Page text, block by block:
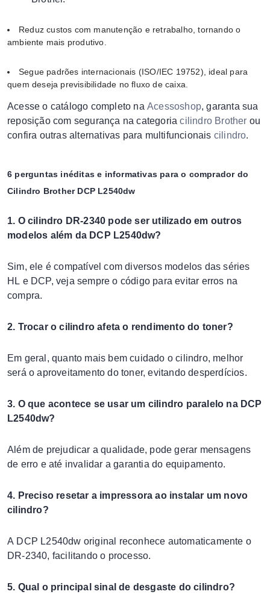
Reduz custos com manutenção e retrabalho, tornando o
ambiente mais produtivo.
Segue padrões internacionais (ISO/IEC 19752), ideal para
quem deseja previsibilidade no fluxo de caixa.
Acesse o catálogo completo na Acessoshop, garanta sua
reposição com segurança na categoriacilindro Brother ou
confira outras alternativas para multifuncionais cilindro.
6 perguntas inéditas e informativas para o comprador do
Cilindro Brother DCP L2540dw
1. O cilindro DR-2340 pode ser utilizado em outros
modelos além da DCP L2540dw?
Sim, ele é compatível com diversos modelos das séries
HL e DCP, veja sempre o código para evitar erros na
compra.
2. Trocar o cilindro afeta o rendimento do toner?
Em geral, quanto mais bem cuidado o cilindro, melhor
será o aproveitamento do toner, evitando desperdícios.
3. O que acontece se usar um cilindro paralelo na DCP
L2540dw?
Além de prejudicar a qualidade, pode gerar mensagens
de erro e até invalidar a garantia do equipamento.
4. Preciso resetar a impressora ao instalar um novo
cilindro?
A DCP L2540dw original reconhece automaticamente o
DR-2340, facilitando o processo.
5. Qual o principal sinal de desgaste do cilindro?